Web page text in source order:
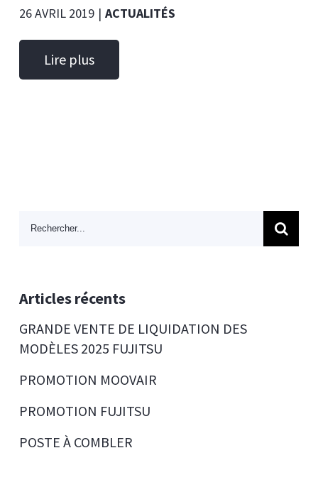
26 AVRIL 2019 | ACTUALITÉS
Lire plus
Articles récents
GRANDE VENTE DE LIQUIDATION DES
MODÈLES 2025 FUJITSU
PROMOTION MOOVAIR
PROMOTION FUJITSU
POSTE À COMBLER